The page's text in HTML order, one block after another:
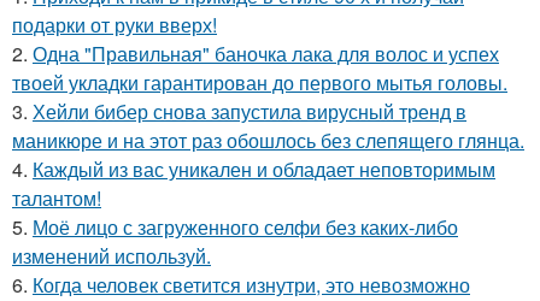
подарки от руки вверх!
2. Одна "Правильная" баночка лака для волос и успех
твоей укладки гарантирован до первого мытья головы.
3. Хейли бибер снова запустила вирусный тренд в
маникюре и на этот раз обошлось без слепящего глянца.
4. Каждый из вас уникален и обладает неповторимым
талантом!
5. Моё лицо с загруженного селфи без каких-либо
изменений используй.
6. Когда человек светится изнутри, это невозможно